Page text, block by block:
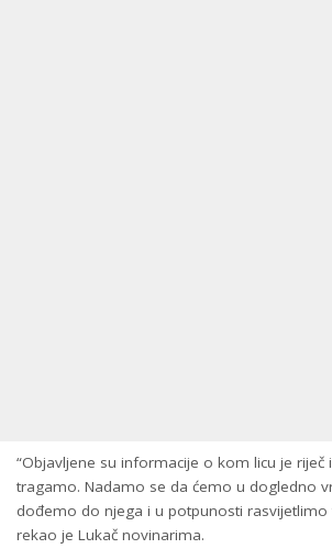
“Objavljene su informacije o kom licu je riječ
tragamo. Nadamo se da ćemo u dogledno
dođemo do njega i u potpunosti rasvijetlimo
rekao je Lukač novinarima.